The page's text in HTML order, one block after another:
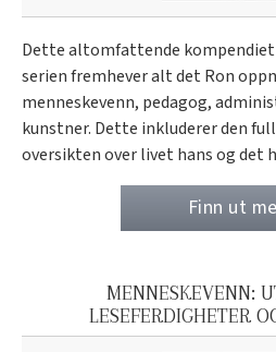
Dette altomfattende kompendiet
serien fremhever alt det Ron
menneskevenn, pedagog,
kunstner. Dette inkluderer den
oversikten over livet hans og det
Finn ut
MENNESKEVENN:
LESEFERDIGHETER